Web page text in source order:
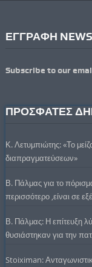
ΕΓΓΡΑΦΗ
Subscribe to our
ΠΡΟΣΦΑΤΕΣ
Κ. Λετυμπιώτης: «Το
διαπραγματεύσεων»
Β. Πάλμας για το
περισσότερο ,είναι σε
Β. Πάλμας: Η επίτευξη
θυσιάστηκαν για την
Stoiximan: